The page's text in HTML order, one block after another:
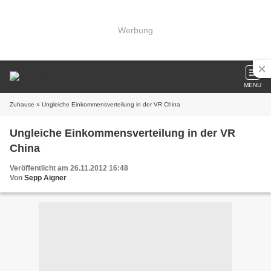
Werbung
MENU
Zuhause » Ungleiche Einkommensverteilung in der VR China
Ungleiche Einkommensverteilung in der VR
China
Veröffentlicht am 26.11.2012 16:48
Von Sepp Aigner